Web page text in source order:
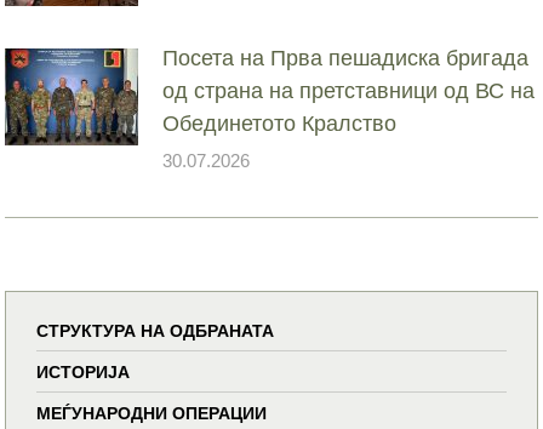
Посета на Прва пешадиска бригада
од страна на претставници од ВС на
Обединетото Кралство
30.07.2026
СТРУКТУРА НА ОДБРАНАТА
ИСТОРИЈА
МЕЃУНАРОДНИ ОПЕРАЦИИ